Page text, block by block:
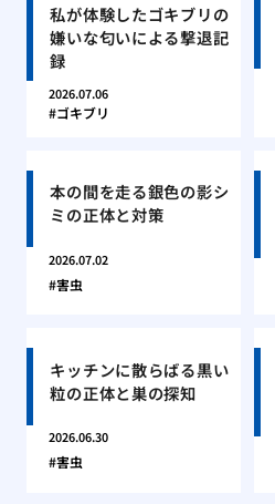
私が体験したゴキブリの
嫌いな匂いによる撃退記
録
2026.07.06
ゴキブリ
本の間を走る銀色の影シ
ミの正体と対策
2026.07.02
害虫
キッチンに散らばる黒い
粒の正体と巣の探知
2026.06.30
害虫